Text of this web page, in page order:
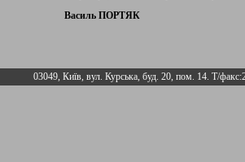
Василь ПОРТЯК
03049, Київ, вул. Курська, буд. 20, пом. 14. Т/